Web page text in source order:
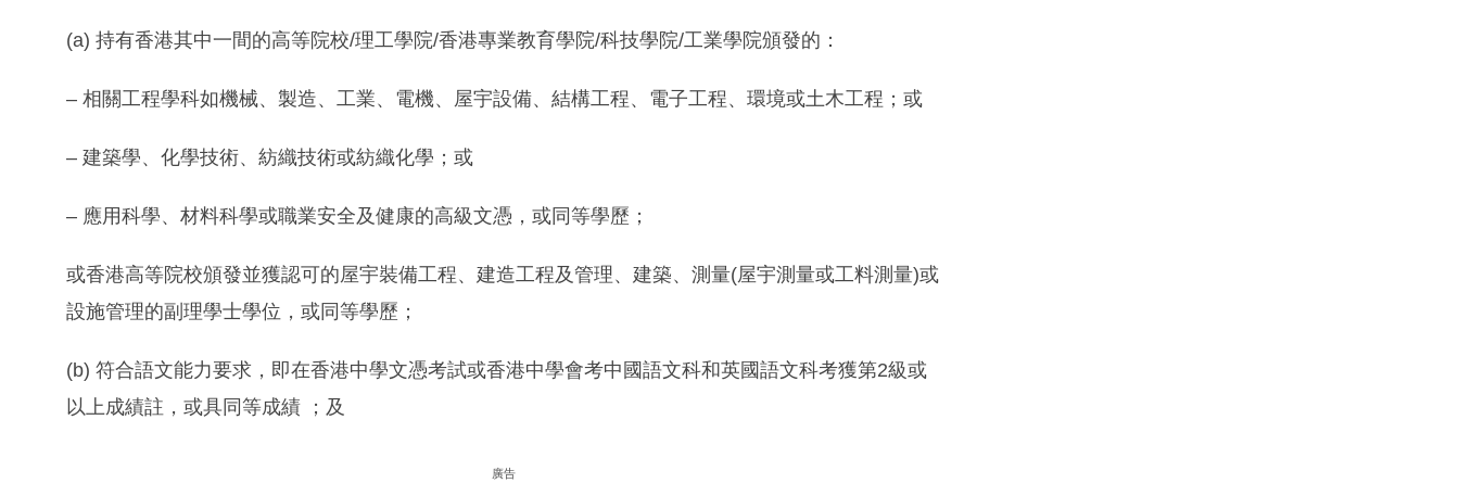
(a) 持有香港其中一間的高等院校/理工學院/香港專業教育學院/科技學院/工業學院頒發的：
– 相關工程學科如機械、製造、工業、電機、屋宇設備、結構工程、電子工程、環境或土木工程；或
– 建築學、化學技術、紡織技術或紡織化學；或
– 應用科學、材料科學或職業安全及健康的高級文憑，或同等學歷；
或香港高等院校頒發並獲認可的屋宇裝備工程、建造工程及管理、建築、測量(屋宇測量或工料測量)或
設施管理的副理學士學位，或同等學歷；
(b) 符合語文能力要求，即在香港中學文憑考試或香港中學會考中國語文科和英國語文科考獲第2級或
以上成績註，或具同等成績 ；及
廣告